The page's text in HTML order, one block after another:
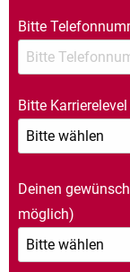
Bitte
Bitte
Deinen
möglich)